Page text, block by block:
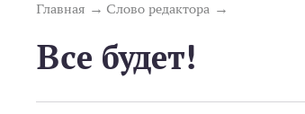
Главная Слово редактора
Все будет!